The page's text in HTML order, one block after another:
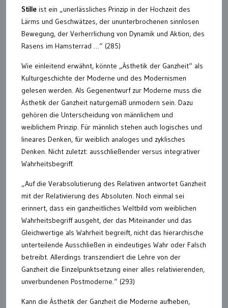
Stille ist ein „unerlässliches Prinzip in der Hochzeit des
Lärms und Geschwätzes, der ununterbrochenen sinnlosen
Bewegung, der Verherrlichung von Dynamik und Aktion, des
Rasens im Hamsterrad …“ (285)
Wie einleitend erwähnt, könnte „Ästhetik der Ganzheit“ als
Kulturgeschichte der Moderne und des Modernismen
gelesen werden. Als Gegenentwurf zur Moderne muss die
Ästhetik der Ganzheit naturgemäß unmodern sein. Dazu
gehören die Unterscheidung von männlichem und
weiblichem Prinzip. Für männlich stehen auch logisches und
lineares Denken, für weiblich analoges und zyklisches
Denken. Nicht zuletzt: ausschließender versus integrativer
Wahrheitsbegriff.
„Auf die Verabsolutierung des Relativen antwortet Ganzheit
mit der Relativierung des Absoluten. Noch einmal sei
erinnert, dass ein ganzheitliches Weltbild vom weiblichen
Wahrheitsbegriff ausgeht, der das Miteinander und das
Gleichwertige als Wahrheit begreift, nicht das hierarchische
unterteilende Ausschließen in eindeutiges Wahr oder Falsch
betreibt. Allerdings transzendiert die Lehre von der
Ganzheit die Einzelpunktsetzung einer alles relativierenden,
unverbundenen Postmoderne.“ (293)
Kann die Ästhetik der Ganzheit die Moderne aufheben,